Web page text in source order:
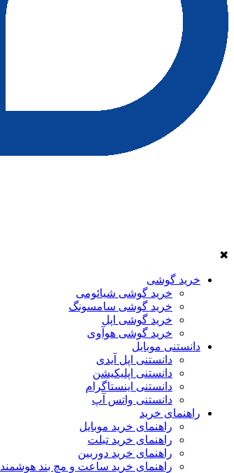
✖
خرید گوشی
خرید گوشی شیائومی
خرید گوشی سامسونگ
خرید گوشی اپل
خرید گوشی هوآوی
دانستنی موبایل
دانستنی اپل آیدی
دانستنی اپلیکیشن
دانستنی اینستاگرام
دانستنی واتس آپ
راهنمای خرید
راهنمای خرید موبایل
راهنمای خرید تبلت
راهنمای خرید دوربین
راهنمای خرید ساعت و مچ بند هوشمند